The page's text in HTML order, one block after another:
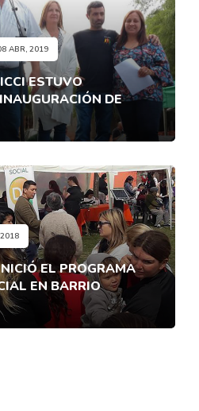
ABR, 2019
ESTUVO
DE
2018
EL PROGRAMA
EN BARRIO